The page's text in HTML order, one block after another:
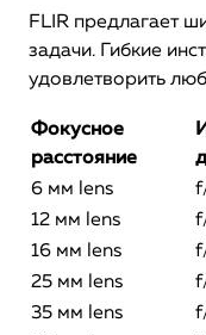
FLIR предлагает
задачи. Гибкие
удовлетворить
Фокусное
расстояние
6 мм lens
12 мм lens
16 мм lens
25 мм lens
35 мм lens